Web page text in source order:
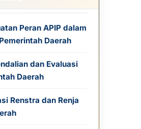
Peran APIP dalam
Daerah
dan Evaluasi
Daerah
Renstra dan Renja